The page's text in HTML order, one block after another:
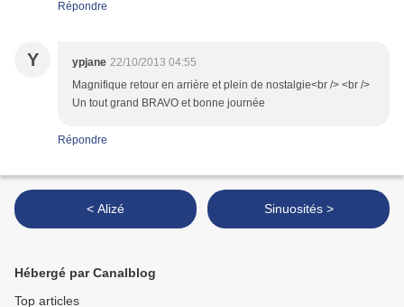
Répondre
Y ypjane 22/10/2013 04:55
Magnifique retour en arrière et plein de nostalgie<br /> <br />
Un tout grand BRAVO et bonne journée
Répondre
< Alizé Sinuosités >
Hébergé par Canalblog
Top articles